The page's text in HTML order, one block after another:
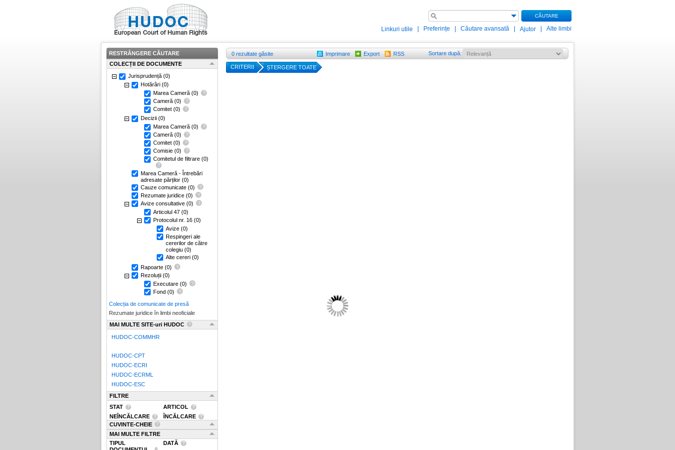
CĂUTARE
Linkuri utile Preferințe Căutare avansată Ajutor Alte limbi
RESTRÂNGERE CĂUTARE
COLECȚII DE DOCUMENTE
Jurisprudență (0)
Hotărâri (0)
Marea Cameră (0)
Cameră (0)
Comitet (0)
Decizii (0)
Marea Cameră (0)
Cameră (0)
Comitet (0)
Comisie (0)
Comitetul de filtrare (0)
Marea Cameră - Întrebări
adresate părților (0)
Cauze comunicate (0)
Rezumate juridice (0)
Avize consultative (0)
Articolul 47 (0)
Protocolul nr. 16 (0)
Avize (0)
Respingeri ale
cererilor de către
colegiu (0)
Alte cereri (0)
Rapoarte (0)
Rezoluții (0)
Executare (0)
Fond (0)
Colecția de comunicate de presă
Rezumate juridice în limbi neoficiale
MAI MULTE SITE-uri HUDOC
HUDOC-COMMHR
HUDOC-CPT
HUDOC-ECRI
HUDOC-ECRML
HUDOC-ESC
FILTRE
STAT
ARTICOL
NEÎNCĂLCARE
ÎNCĂLCARE
CUVINTE-CHEIE
MAI MULTE FILTRE
TIPUL
DATĂ
0 rezultate găsite Imprimare Export RSS Sortare după:
CRITERII ȘTERGERE TOATE